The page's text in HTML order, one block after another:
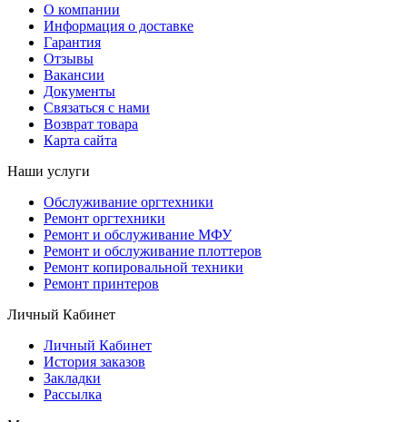
О компании
Информация о доставке
Гарантия
Отзывы
Вакансии
Документы
Связаться с нами
Возврат товара
Карта сайта
Наши услуги
Обслуживание оргтехники
Ремонт оргтехники
Ремонт и обслуживание МФУ
Ремонт и обслуживание плоттеров
Ремонт копировальной техники
Ремонт принтеров
Личный Кабинет
Личный Кабинет
История заказов
Закладки
Рассылка